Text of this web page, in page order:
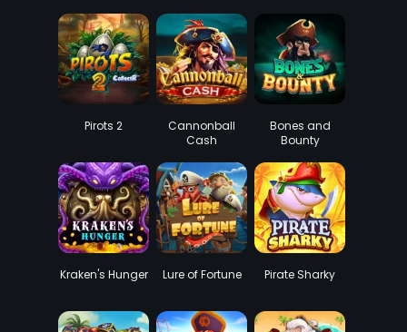
Pirots 2
Cannonball
Cash
Bones and
Bounty
Kraken's Hunger Lure of Fortune Pirate Sharky